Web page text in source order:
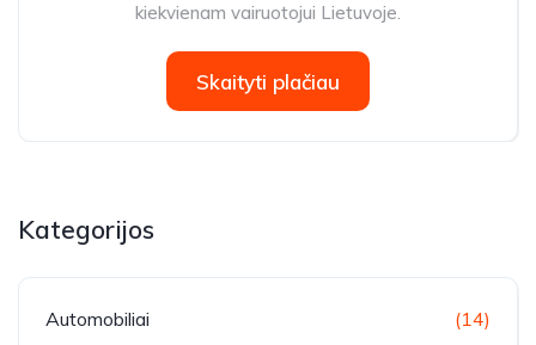
kiekvienam vairuotojui Lietuvoje.
Skaityti plačiau
Kategorijos
Automobiliai (14)